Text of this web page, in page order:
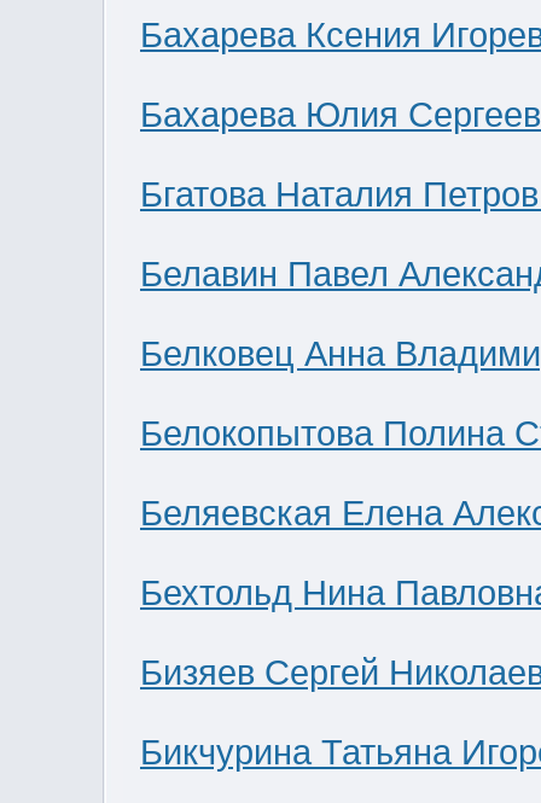
Бахарева Ксения
Бахарева Юлия
Бгатова Наталия
Белавин Павел
Белковец Анна
Белокопытова Полина
Беляевская Елена
Бехтольд Нина
Бизяев Сергей
Бикчурина Татьяна